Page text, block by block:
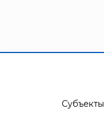
Субъекты